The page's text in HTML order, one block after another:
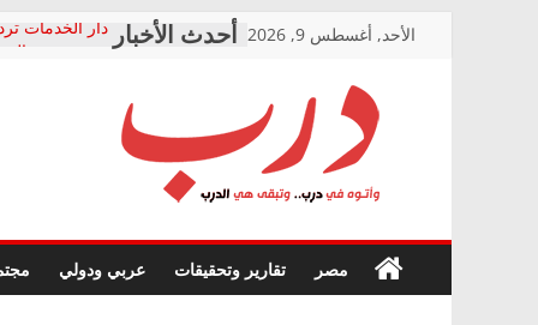
الأحد, أغسطس 9, 2026
دار الخدمات
معاناة
فرحات
حزب التحالف
صور .. اعتماد
الوزاري
إنشاء المبنى
درب
في
درب..
مصر تقارير وتحقيقات عربي ودولي